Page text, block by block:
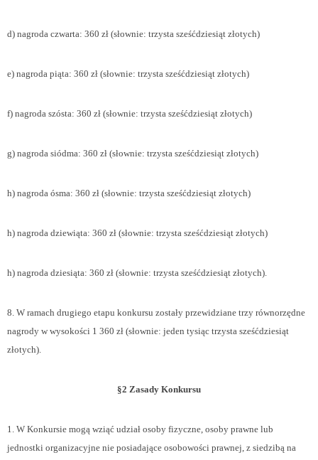
d) nagroda czwarta: 360 zł (słownie: trzysta sześćdziesiąt złotych)
e) nagroda piąta: 360 zł (słownie: trzysta sześćdziesiąt złotych)
f) nagroda szósta: 360 zł (słownie: trzysta sześćdziesiąt złotych)
g) nagroda siódma: 360 zł (słownie: trzysta sześćdziesiąt złotych)
h) nagroda ósma: 360 zł (słownie: trzysta sześćdziesiąt złotych)
h) nagroda dziewiąta: 360 zł (słownie: trzysta sześćdziesiąt złotych)
h) nagroda dziesiąta: 360 zł (słownie: trzysta sześćdziesiąt złotych).
8. W ramach drugiego etapu konkursu zostały przewidziane trzy równorzędne
nagrody w wysokości 1 360 zł (słownie: jeden tysiąc trzysta sześćdziesiąt
złotych).
§2 Zasady Konkursu
1. W Konkursie mogą wziąć udział osoby fizyczne, osoby prawne lub
jednostki organizacyjne nie posiadające osobowości prawnej, z siedzibą na